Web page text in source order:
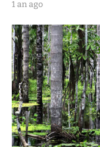
1 an ago